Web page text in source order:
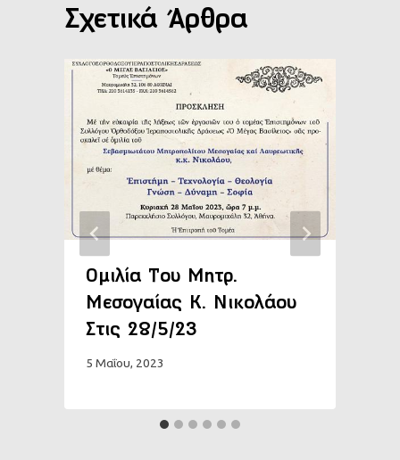
Σχετικά Άρθρα
Oμιλία Του Μητρ.
Μεσογαίας Κ. Νικολάου
Στις 28/5/23
5 Μαΐου, 2023